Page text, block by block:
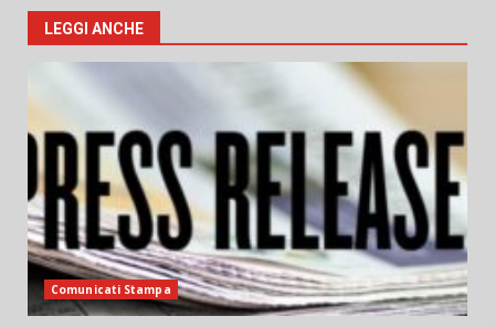
LEGGI ANCHE
Comunicati Stampa